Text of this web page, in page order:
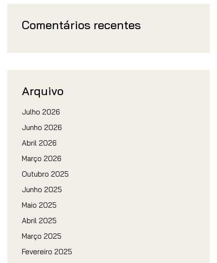
Comentários recentes
Arquivo
Julho 2026
Junho 2026
Abril 2026
Março 2026
Outubro 2025
Junho 2025
Maio 2025
Abril 2025
Março 2025
Fevereiro 2025